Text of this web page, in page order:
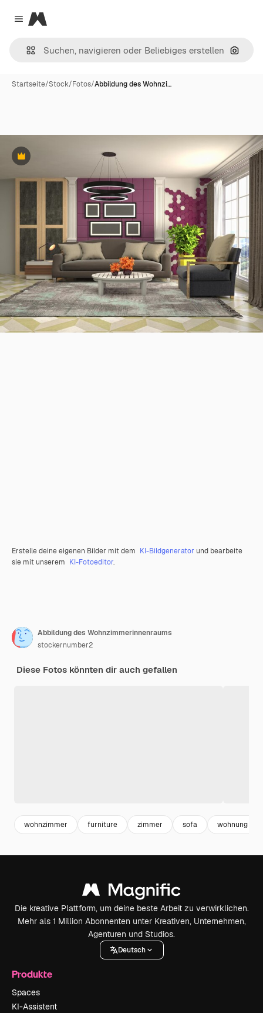
Close menu
Magnific
Nach
Startseite/Stock/Fotos/Abbildung des Wohnzi…
Premium
Erstelle deine eigenen Bilder mit dem KI-Bildgenerator und bearbeite
sie mit unserem KI-Fotoeditor.
Abbildung des Wohnzimmerinnenraums
stockernumber2
Diese Fotos könnten dir auch gefallen
wohnzimmer furniture zimmer sofa wohnung
Die kreative Plattform, um deine beste Arbeit zu verwirklichen.
Mehr als 1 Million Abonnenten unter Kreativen, Unternehmen,
Agenturen und Studios.
Deutsch
Produkte
Spaces
KI-Assistent